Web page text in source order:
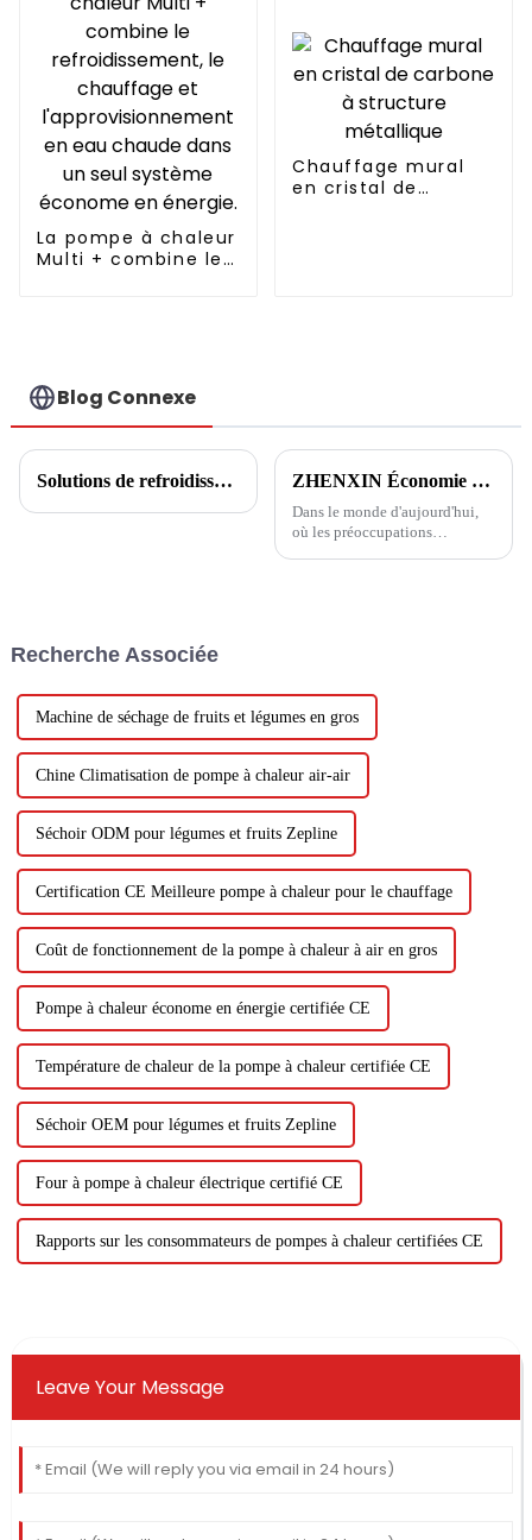
La pompe à chaleur
Multi + combine le
système économe
en énergie.
Chauffage mural
en cristal de
Blog Connexe
Solutions de refroidissement, de chauffage et d'eau chaude pour centres commerciaux ZHENXIN Économie d'énergie : prôner une nouvelle vie saine
Dans le monde d'aujourd'hui,
où les préoccupations
l'environnement.
Recherche Associée
Machine de séchage de fruits et légumes en gros
Chine Climatisation de pompe à chaleur air-air
Séchoir ODM pour légumes et fruits Zepline
Certification CE Meilleure pompe à chaleur pour le chauffage
Coût de fonctionnement de la pompe à chaleur à air en gros
Pompe à chaleur économe en énergie certifiée CE
Température de chaleur de la pompe à chaleur certifiée CE
Séchoir OEM pour légumes et fruits Zepline
Four à pompe à chaleur électrique certifié CE
Rapports sur les consommateurs de pompes à chaleur certifiées CE
Leave Your Message